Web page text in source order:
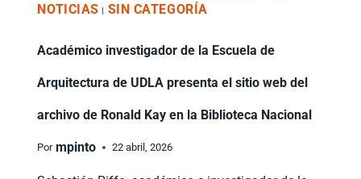
NOTICIAS | SIN CATEGORÍA
Académico investigador de la Escuela de
Arquitectura de UDLA presenta el sitio web del
archivo de Ronald Kay en la Biblioteca Nacional
Por mpinto 22 abril, 2026